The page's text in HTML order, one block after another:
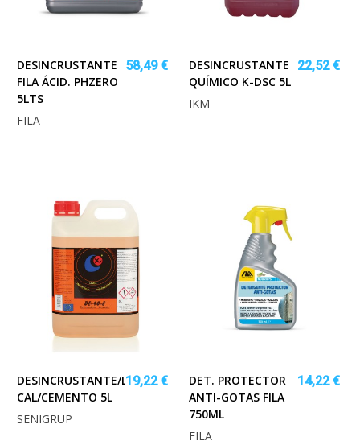
DESINCRUSTANTE
FILA ÁCID. PHZERO
5LTS
58,49 €
FILA
DESINCRUSTANTE
QUÍMICO K-DSC 5L
22,52 €
IKM
DESINCRUSTANTE/LIMPIADOR
CAL/CEMENTO 5L
19,22 €
SENIGRUP
DET. PROTECTOR
ANTI-GOTAS FILA
750ML
14,22 €
FILA